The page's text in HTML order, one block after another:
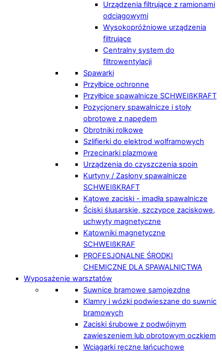
Urządzenia filtrujące z ramionami
odciągowymi
Wysokopróżniowe urządzenia
filtrujące
Centralny system do
filtrowentylacji
Spawarki
Przyłbice ochronne
Przyłbice spawalnicze SCHWEIßKRAFT
Pozycjonery spawalnicze i stoły
obrotowe z napędem
Obrotniki rolkowe
Szlifierki do elektrod wolframowych
Przecinarki plazmowe
Urządzenia do czyszczenia spoin
Kurtyny / Zasłony spawalnicze
SCHWEIßKRAFT
Kątowe zaciski - imadła spawalnicze
Ściski ślusarskie, szczypce zaciskowe,
uchwyty magnetyczne
Kątowniki magnetyczne
SCHWEIßKRAF
PROFESJONALNE ŚRODKI
CHEMICZNE DLA SPAWALNICTWA
Wyposażenie warsztatów
Suwnice bramowe samojezdne
Klamry i wózki podwieszane do suwnic
bramowych
Zaciski śrubowe z podwójnym
zawieszeniem lub obrotowym oczkiem
Wciągarki ręczne łańcuchowe